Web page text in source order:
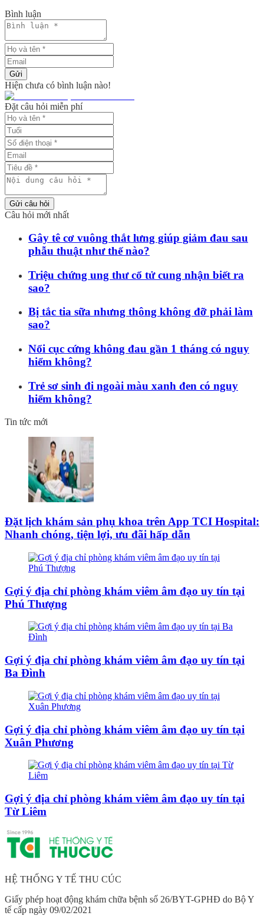
Bình luận
Gửi
Hiện chưa có bình luận nào!
Đặt câu hỏi miễn phí
Gửi câu hỏi
Câu hỏi mới nhất
Gây tê cơ vuông thắt lưng giúp giảm đau sau
phẫu thuật như thế nào?
Triệu chứng ung thư cổ tử cung nhận biết ra
sao?
Bị tắc tia sữa nhưng thông không đỡ phải làm
sao?
Nổi cục cứng không đau gần 1 tháng có nguy
hiểm không?
Trẻ sơ sinh đi ngoài màu xanh đen có nguy
hiểm không?
Tin tức mới
Đặt lịch khám sản phụ khoa trên App TCI Hospital:
Nhanh chóng, tiện lợi, ưu đãi hấp dẫn
Gợi ý địa chỉ phòng khám viêm âm đạo uy tín tại
Phú Thượng
Gợi ý địa chỉ phòng khám viêm âm đạo uy tín tại
Ba Đình
Gợi ý địa chỉ phòng khám viêm âm đạo uy tín tại
Xuân Phương
Gợi ý địa chỉ phòng khám viêm âm đạo uy tín tại
Từ Liêm
HỆ THỐNG Y TẾ THU CÚC
Giấy phép hoạt động khám chữa bệnh số 26/BYT-GPHĐ do Bộ Y
tế cấp ngày 09/02/2021